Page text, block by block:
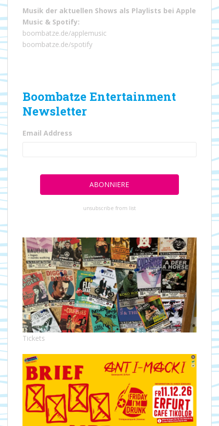
Musik der aktuellen Shows als Playlists bei Apple
Music & Spotify:
boombatze.de/applemusic
boombatze.de/spotify
Boombatze Entertainment
Newsletter
Email Address
unsubscribe from list
Tickets